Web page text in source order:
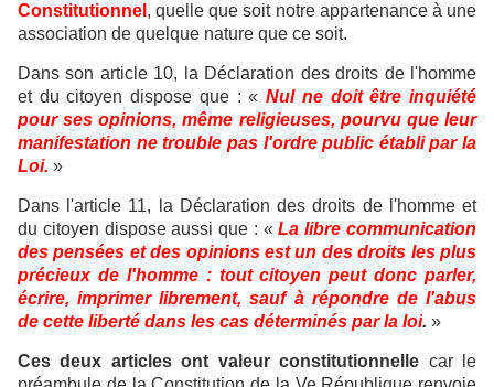
Constitutionnel , quelle que soit notre appartenance à une
association de quelque nature que ce soit.
Dans son article 10, la Déclaration des droits de l'homme
et du citoyen dispose que : «Nul ne doit être inquiété
pour ses opinions, même religieuses, pourvu que leur
manifestation ne trouble pas l'ordre public établi par la
Loi. »
Dans l'article 11, la Déclaration des droits de l'homme et
du citoyen dispose aussi que : «La libre communication
des pensées et des opinions est un des droits les plus
précieux de l'homme : tout citoyen peut donc parler,
écrire, imprimer librement, sauf à répondre de l'abus
de cette liberté dans les cas déterminés par la loi. »
Ces deux articles ont valeur constitutionnelle car le